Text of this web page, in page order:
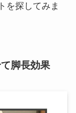
を探してみま
脚長効果